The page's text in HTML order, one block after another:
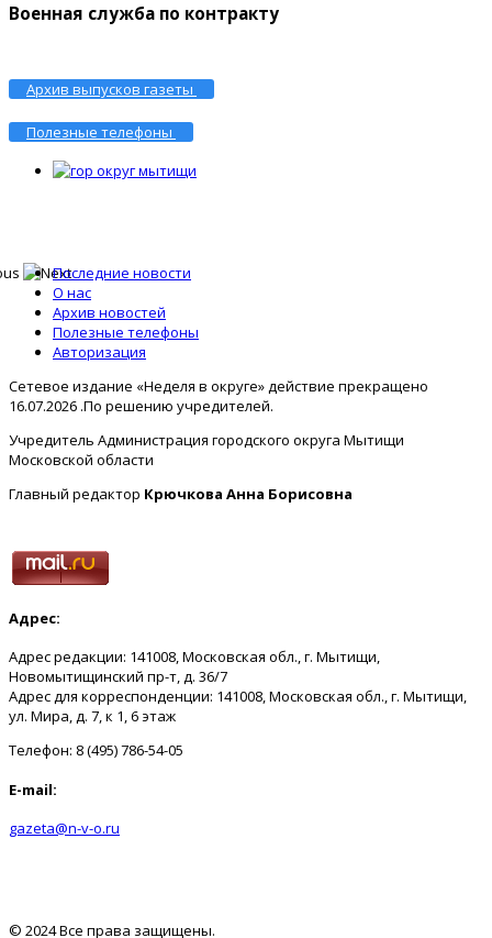
Военная служба по контракту
Архив выпусков газеты
Полезные телефоны
Последние новости
О нас
Архив новостей
Полезные телефоны
Авторизация
Сетевое издание «Неделя в округе» действие прекращено
16.07.2026 .По решению учредителей.
Учредитель Администрация городского округа Мытищи
Московской области
Главный редактор Крючкова Анна Борисовна
Адрес:
Адрес редакции: 141008, Московская обл., г. Мытищи,
Новомытищинский пр-т, д. 36/7
Адрес для корреспонденции: 141008, Московская обл., г. Мытищи,
ул. Мира, д. 7, к 1, 6 этаж
Телефон: 8 (495) 786-54-05
E-mail:
gazeta@n-v-o.ru
© 2024 Все права защищены.